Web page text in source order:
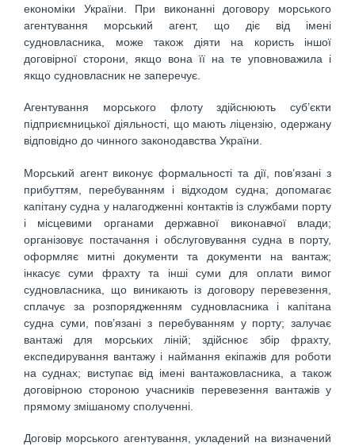
економіки України. При виконанні договору морського
агентування морський агент, що діє від імені
судновласника, може також діяти на користь іншої
договірної сторони, якщо вона її на те уповноважила і
якщо судновласник не заперечує.
Агентування морського флоту здійснюють суб’єкти
підприємницької діяльності, що мають ліцензію, одержану
відповідно до чинного законодавства України.
Морський агент виконує формальності та дії, пов’язані з
прибуттям, перебуванням і відходом судна; допомагає
капітану судна у налагодженні контактів із службами порту
і місцевими органами державної виконавчої влади;
організовує постачання і обслуговування судна в порту,
оформляє митні документи та документи на вантаж;
інкасує суми фрахту та інші суми для оплати вимог
судновласника, що виникають із договору перевезення,
сплачує за розпорядженням судновласника і капітана
судна суми, пов’язані з перебуванням у порту; залучає
вантажі для морських ліній; здійснює збір фрахту,
експедирування вантажу і наймання екіпажів для роботи
на суднах; виступає від імені вантажовласника, а також
договірною стороною учасників перевезення вантажів у
прямому змішаному сполученні.
Договір морського агентування, укладений на визначений